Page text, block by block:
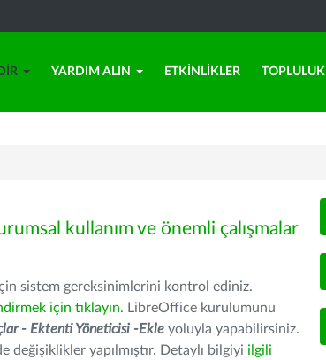
YARDIM ALIN ETKINLIKLER TOPLULUK
kullanım ve önemli çalışmalar
sistem gereksinimlerini kontrol ediniz.
için tıklayın. LibreOffice kurulumunu
- Ektenti Yöneticisi -Ekle yoluyla yapabilirsiniz.
değişiklikler yapılmıştır. Detaylı bilgiyi ilgili